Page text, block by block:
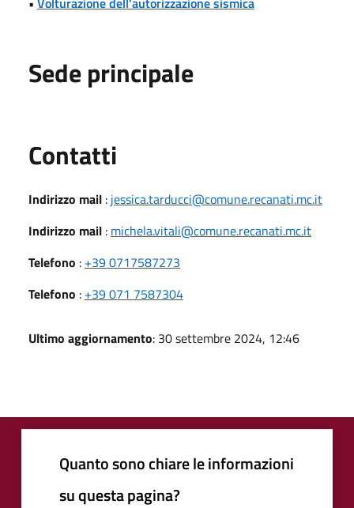
Sede principale
Contatti
Indirizzo mail : jessica.tarducci@comune.recanati.mc.it
Indirizzo mail : michela.vitali@comune.recanati.mc.it
Telefono : +39 0717587273
Telefono : +39 071 7587304
Ultimo aggiornamento: 30 settembre 2024, 12:46
Quanto sono chiare le informazioni
su questa pagina?